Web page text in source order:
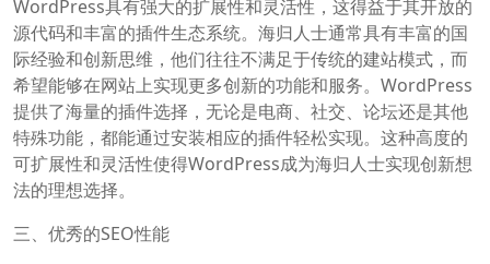
WordPress具有强大的扩展性和灵活性，这得益于其开放的
源代码和丰富的插件生态系统。海归人士通常具有丰富的国
际经验和创新思维，他们往往不满足于传统的建站模式，而
希望能够在网站上实现更多创新的功能和服务。WordPress
提供了海量的插件选择，无论是电商、社交、论坛还是其他
特殊功能，都能通过安装相应的插件轻松实现。这种高度的
可扩展性和灵活性使得WordPress成为海归人士实现创新想
法的理想选择。
三、优秀的SEO性能